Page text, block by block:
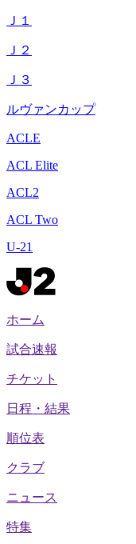
Ｊ１
Ｊ２
Ｊ３
ルヴァンカップ
ACLE
ACL Elite
ACL2
ACL Two
U-21
ホーム
試合速報
チケット
日程・結果
順位表
クラブ
ニュース
特集